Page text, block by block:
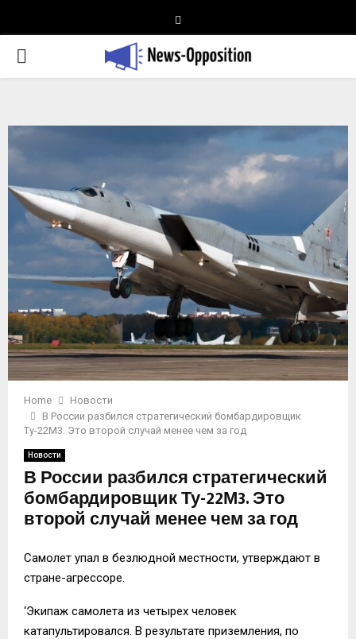
PRIMARY
Home
Новости
В России разбился стратегический бомбардировщик
Ту-22М3. Это второй случай менее чем за год
Новости
В России разбился стратегический
бомбардировщик Ту-22М3. Это
второй случай менее чем за год
Самолет упал в безлюдной местности, утверждают в
стране-агрессоре.
‘Экипаж самолета из четырех человек
катапультировался. В результате приземления, по